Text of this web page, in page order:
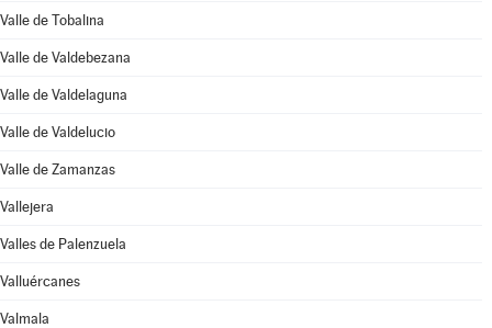
Valle de Tobalina
Valle de Valdebezana
Valle de Valdelaguna
Valle de Valdelucio
Valle de Zamanzas
Vallejera
Valles de Palenzuela
Valluércanes
Valmala